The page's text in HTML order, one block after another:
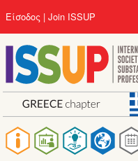
προς
το
κυρίως
περιεχόμενο
Main
navigation
User
account
menu
Είσοδος Join ISSUP